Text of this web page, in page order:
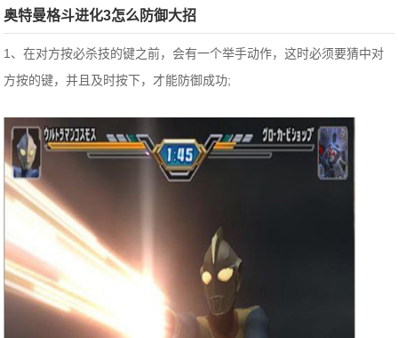
奥特曼格斗进化3怎么防御大招
1、在对方按必杀技的键之前，会有一个举手动作，这时必须要猜中对
方按的键，并且及时按下，才能防御成功;